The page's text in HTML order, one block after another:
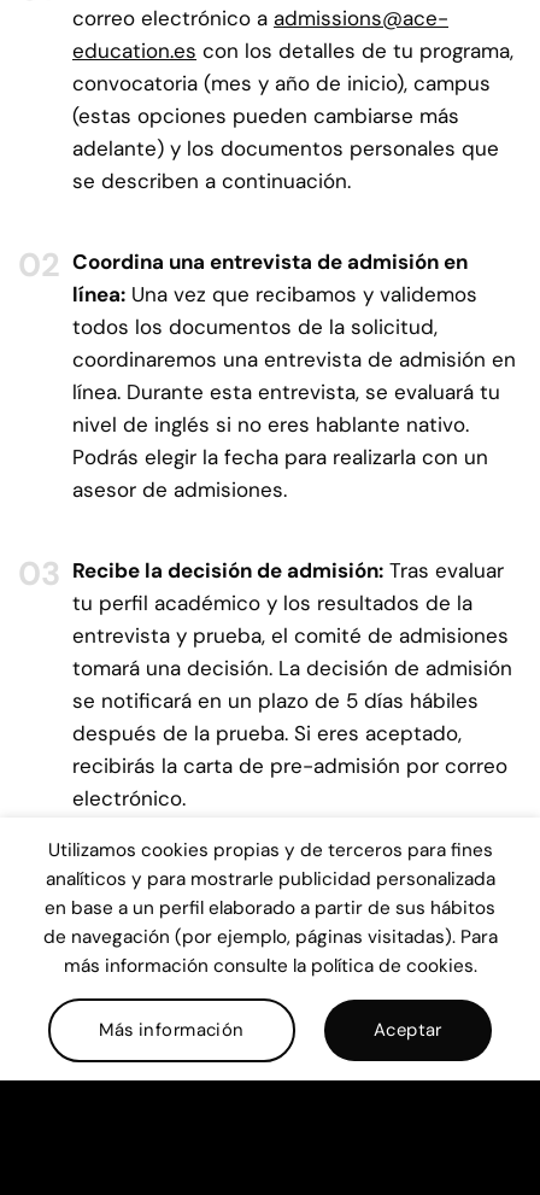
correo electrónico a admissions@ace-
education.es con los detalles de tu programa,
convocatoria (mes y año de inicio), campus
(estas opciones pueden cambiarse más
adelante) y los documentos personales que
se describen a continuación.
Coordina una entrevista de admisión en
línea: Una vez que recibamos y validemos
todos los documentos de la solicitud,
coordinaremos una entrevista de admisión en
línea. Durante esta entrevista, se evaluará tu
nivel de inglés si no eres hablante nativo.
Podrás elegir la fecha para realizarla con un
asesor de admisiones.
Recibe la decisión de admisión: Tras evaluar
tu perfil académico y los resultados de la
entrevista y prueba, el comité de admisiones
tomará una decisión. La decisión de admisión
se notificará en un plazo de 5 días hábiles
después de la prueba. Si eres aceptado,
recibirás la carta de pre-admisión por correo
electrónico.
Confirma tu matrícula y paga las tasas de
inscripción:Confirma tu matrícula y realiza el
pago de las tasas de inscripción via
transferencia bancaria o tarjeta de crédito. Tu
plaza estará pre-reservada durante 15 días
hábiles mientras realizas el primer pago. Una
vez recibido el pago, tu plaza quedará
Utilizamos cookies propias y de terceros para fines
analíticos y para mostrarle publicidad personalizada
en base a un perfil elaborado a partir de sus hábitos
de navegación (por ejemplo, páginas visitadas). Para
más información consulte la política de cookies.
Más información Aceptar